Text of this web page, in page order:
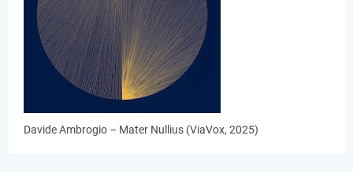
Davide Ambrogio – Mater Nullius (ViaVox, 2025)